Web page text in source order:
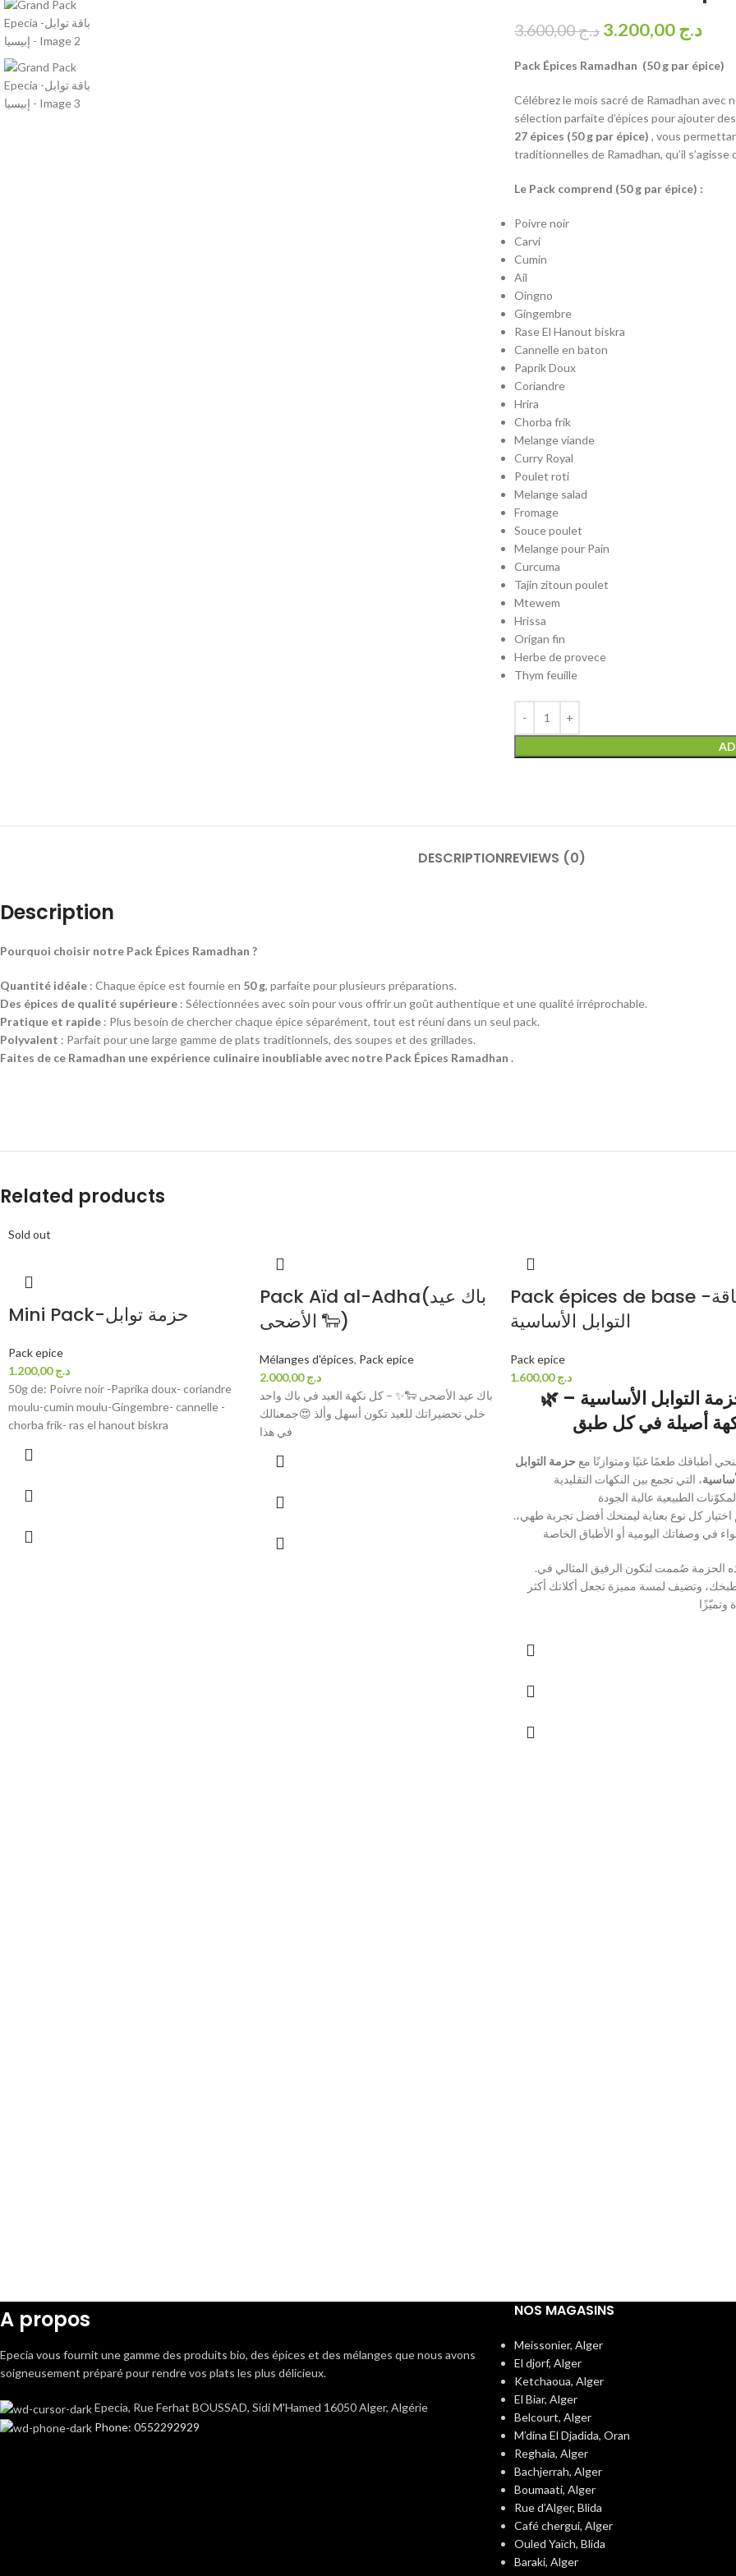
د.ج3.600,00 د.ج3.200,00
Pack Épices Ramadhan (50 g par épice)
Célébrez le mois sacré de Ramadhan avec
sélection parfaite d’épices pour ajouter
27 épices (50 g par épice) , vous
traditionnelles de Ramadhan, qu’il
Le Pack comprend (50 g par épice) :
Poivre noir
Carvi
Cumin
Ail
Oingno
Gingembre
Rase El Hanout biskra
Cannelle en baton
Paprik Doux
Coriandre
Hrira
Chorba frik
Melange viande
Curry Royal
Poulet roti
Melange salad
Fromage
Souce poulet
Melange pour Pain
Curcuma
Tajin zitoun poulet
Mtewem
Hrissa
Origan fin
Herbe de provece
Thym feuille
DESCRIPTIONREVIEWS (0)
Description
Pourquoi choisir notre Pack Épices Ramadhan ?
Quantité idéale : Chaque épice est fournie en 50 g, parfaite pour plusieurs préparations.
Des épices de qualité supérieure : Sélectionnées avec soin pour vous offrir un goût authentique et une qualité irréprochable.
Pratique et rapide : Plus besoin de chercher chaque épice séparément, tout est réuni dans un seul pack.
Polyvalent : Parfait pour une large gamme de plats traditionnels, des soupes et des grillades.
Faites de ce Ramadhan une expérience culinaire inoubliable avec notre Pack Épices Ramadhan .
Related products
Sold out
Mini Pack-حزمة توابل
Pack epice
د.ج1.200,00
50g de: Poivre noir -Paprika doux- coriandre
moulu-cumin moulu-Gingembre- cannelle -
chorba frik- ras el hanout biskra
Pack Aïd al-Adha(باك عيد
الأضحى 🐑)
Mélanges d'épices, Pack epice
د.ج2.000,00
باك عيد الأضحى 🐑✨ – كل نكهة العيد في باك واحد
خلي تحضيراتك للعيد تكون أسهل وألذ 😍جمعنالك
في هذا
Pack épices de base -باقة
التوابل الأساسية
Pack epice
د.ج1.600,00
🌿 التوابل الأساسية –
أصيلة في كل طبق
أطباقك طعمًا غنيًا ومتوازنًا مع حزمة التوابل
، التي تجمع بين النكهات التقليدية
الطبيعية عالية الجودة
.تم اختيار كل نوع بعناية ليمنحك أفضل تجربة طهي،
في وصفاتك اليومية أو الأطباق الخاصة
.هذه الحزمة صُممت لتكون الرفيق المثالي في
وتضيف لمسة مميزة تجعل أكلاتك أكثر
وتميّزًا
A propos
Epecia vous fournit une gamme des produits bio, des épices et des mélanges que nous avons
soigneusement préparé pour rendre vos plats les plus délicieux.
Epecia, Rue Ferhat BOUSSAD, Sidi M'Hamed 16050 Alger, Algérie
Phone: 0552292929
NOS MAGASINS
Meissonier, Alger
El djorf, Alger
Ketchaoua, Alger
El Biar, Alger
Belcourt, Alger
M’dina El Djadida, Oran
Reghaia, Alger
Bachjerrah, Alger
Boumaati, Alger
Rue d’Alger, Blida
Café chergui, Alger
Ouled Yaïch, Blida
Baraki, Alger